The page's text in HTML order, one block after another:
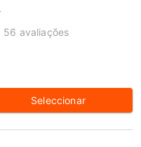
56 avaliações
Seleccionar